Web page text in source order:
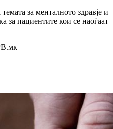
за менталното здравје и
за пациентите кои се наоѓаат